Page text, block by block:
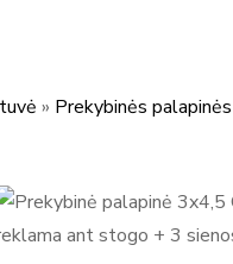
» Prekybinės palapinės